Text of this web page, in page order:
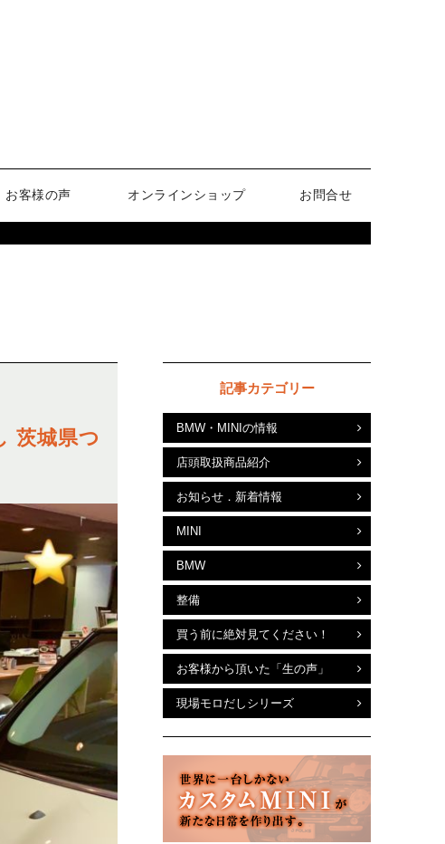
お客様の声 オンラインショップ お問合せ
茨城県つ
記事カテゴリー
BMW・MINIの情報
店頭取扱商品紹介
お知らせ．新着情報
MINI
BMW
整備
買う前に絶対見てください！
お客様から頂いた「生の声」
現場モロだしシリーズ